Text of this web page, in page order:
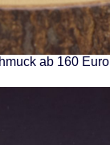
ab 160 Euro